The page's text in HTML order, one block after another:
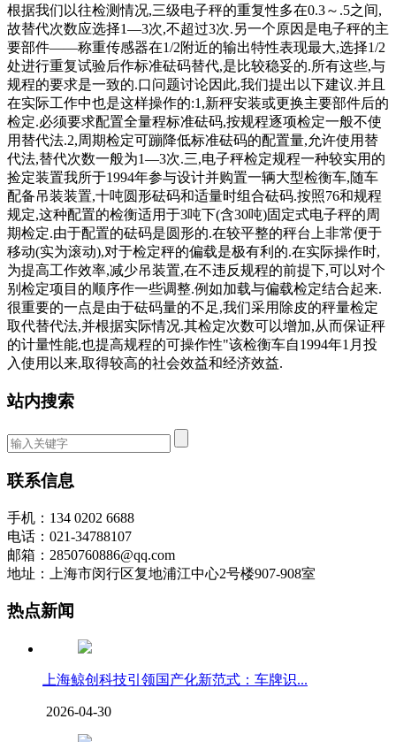
根据我们以往检测情况,三级电子秤的重复性多在0.3～.5之间,
故替代次数应选择1—3次,不超过3次.另一个原因是电子秤的主
要部件——称重传感器在1/2附近的输出特性表现最大,选择1/2
处进行重复试验后作标准砝码替代,是比较稳妥的.所有这些,与
规程的要求是一致的.口问题讨论因此,我们提出以下建议.并且
在实际工作中也是这样操作的:1,新秤安装或更换主要部件后的
检定.必须要求配置全量程标准砝码,按规程逐项检定一般不使
用替代法.2,周期检定可蹦降低标准砝码的配置量,允许使用替
代法,替代次数一般为1—3次.三,电子秤检定规程一种较实用的
捡定装置我所于1994年参与设计并购置一辆大型检衡车,随车
配备吊装装置,十吨圆形砝码和适量时组合砝码.按照76和规程
规定,这种配置的检衡适用于3吨下(含30吨)固定式电子秤的周
期检定.由于配置的砝码是圆形的.在较平整的秤台上非常便于
移动(实为滚动),对于检定秤的偏载是极有利的.在实际操作时,
为提高工作效率,减少吊装置,在不违反规程的前提下,可以对个
别检定项目的顺序作一些调整.例如加载与偏载检定结合起来.
很重要的一点是由于砝码量的不足,我们采用除皮的秤量检定
取代替代法,并根据实际情况.其检定次数可以增加,从而保证秤
的计量性能,也提高规程的可操作性"该检衡车自1994年1月投
入使用以来,取得较高的社会效益和经济效益.
站内搜索
联系信息
手机：134 0202 6688
电话：021-34788107
邮箱：2850760886@qq.com
地址：上海市闵行区复地浦江中心2号楼907-908室
热点新闻
上海鲸创科技引领国产化新范式：车牌识...
2026-04-30